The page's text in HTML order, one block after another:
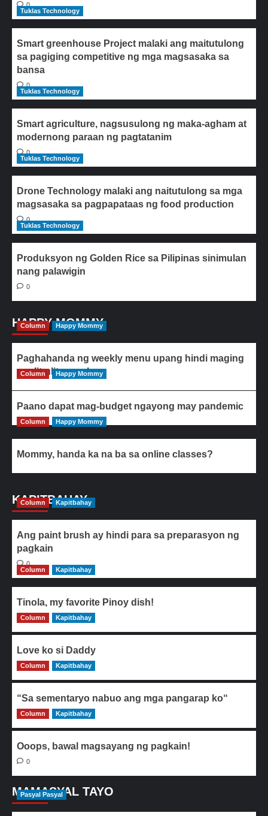
0
Tuklas Technology
Smart greenhouse Project malaki ang maitutulong
sa pagiging competitive ng mga magsasaka sa
bansa
0
Tuklas Technology
Smart agriculture, nagsusulong ng maka-agham at
modernong paraan ng pagtatanim
0
Tuklas Technology
Drone Technology malaki ang naitutulong sa mga
magsasaka sa pagpapataas ng food production
0
Tuklas Technology
Produksyon ng Golden Rice sa Pilipinas sinimulan
nang palawigin
0
HAPPY MOMMY
Column Happy Mommy
Paghahanda ng weekly menu upang hindi maging
paulit-ulit ang ulam
Column Happy Mommy
Paano dapat mag-budget ngayong may pandemic
Column Happy Mommy
Mommy, handa ka na ba sa online classes?
KAPITBAHAY
Column Kapitbahay
Ang paint brush ay hindi para sa preparasyon ng
pagkain
0
Column
Kapitbahay
Tinola, my favorite Pinoy dish!
0
Column Kapitbahay
Love ko si Daddy
0
Column Kapitbahay
“Sa sementaryo nabuo ang mga pangarap ko“
0
Column Kapitbahay
Ooops, bawal magsayang ng pagkain!
0
MAMASYAL TAYO
Pasyal Pasyal